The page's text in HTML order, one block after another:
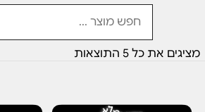
מציגים את כל ⁦5⁩ התוצאות